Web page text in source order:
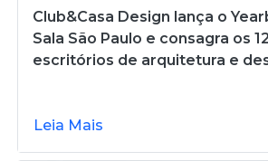
Club&Casa Design lança o
Sala São Paulo e consagra os
escritórios de arquitetura e
Leia Mais